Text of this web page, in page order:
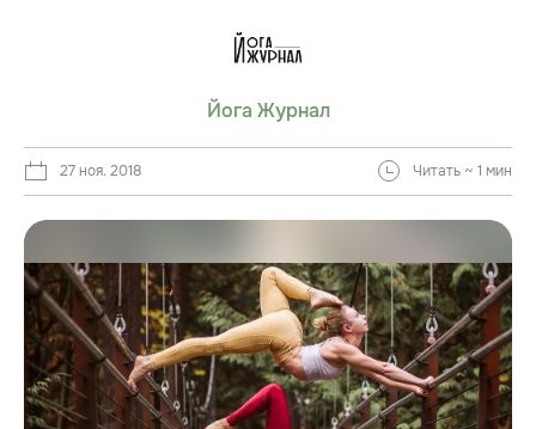
Йога Журнал
27 ноя. 2018 Читать ~ 1 мин